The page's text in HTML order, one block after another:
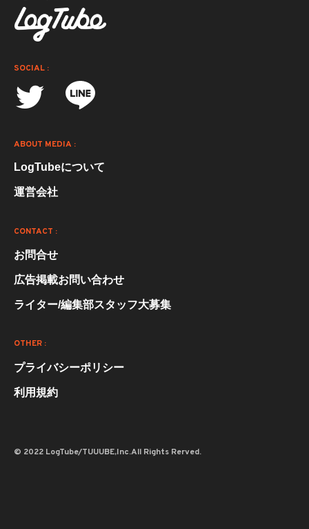
SOCIAL :
ABOUT MEDIA :
LogTubeについて
運営会社
CONTACT :
お問合せ
広告掲載お問い合わせ
ライター/編集部スタッフ大募集
OTHER :
プライバシーポリシー
利用規約
© 2022 LogTube/TUUUBE,Inc.All Rights Rerved.